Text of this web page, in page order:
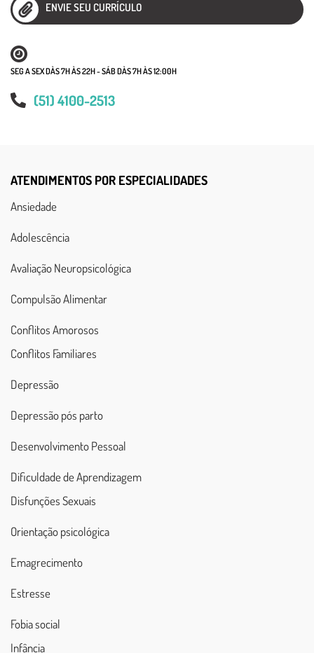
SEG A SEX DÀS 7H ÀS 22H - SÁB DÀS 7H ÀS 12:00H
(51) 4100-2513
ENVIE SEU CURRÍCULO
ATENDIMENTOS POR ESPECIALIDADES
Ansiedade
Adolescência
Avaliação Neuropsicológica
Compulsão Alimentar
Conflitos Amorosos
Conflitos Familiares
Depressão
Depressão pós parto
Desenvolvimento Pessoal
Dificuldade de Aprendizagem
Disfunções Sexuais
Orientação psicológica
Emagrecimento
Estresse
Fobia social
Infância